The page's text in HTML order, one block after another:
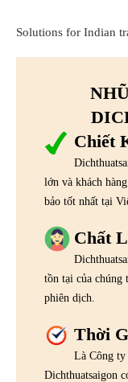
Solutions for Indian
Chiết
lớn và khách
bảo tốt nhất tại
Chất
tồn tại của chúng
phiên dịch.
Thời
Là Công ty
Dichthuatsaigon